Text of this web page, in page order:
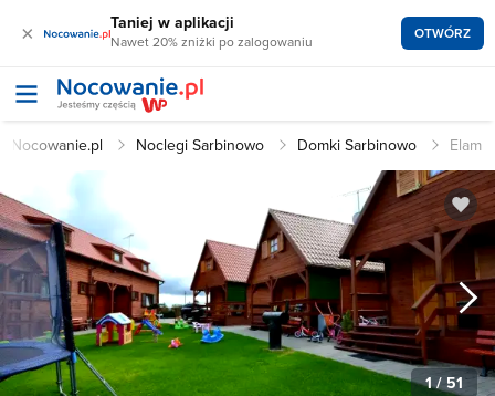
× Taniej w aplikacji
Nawet 20% zniżki po zalogowaniu OTWÓRZ
Nocowanie.pl Noclegi Sarbinowo Domki Sarbinowo Elam
1/ 51